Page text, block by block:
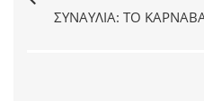
ΣΥΝΑΥΛΊΑ: ΤΟ